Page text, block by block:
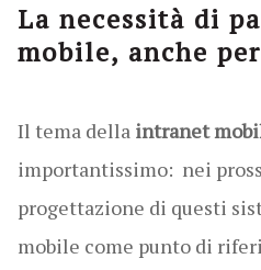
La necessità di
mobile, anche
Il tema dellaintranet
importantissimo: nei
progettazione di questi
mobile come punto di